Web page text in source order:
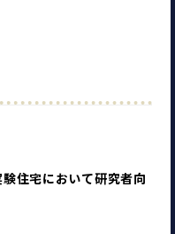
住宅において研究者向